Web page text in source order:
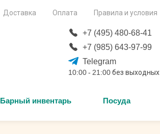
Доставка Оплата Правила и условия
+7 (495) 480-68-41
+7 (985) 643-97-99
Telegram
10:00 - 21:00 без выходных
Барный инвентарь Посуда